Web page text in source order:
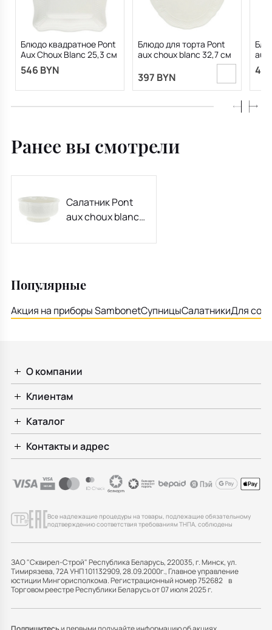
Блюдо квадратное Pont
Aux Choux Blanc 25,3 см
546 BYN
Блюдо для торта Pont
aux choux blanc 32,7 см
397 BYN
aux
Ранее вы смотрели
Салатник Pont
aux choux blanc
Популярные
Акция на приборы SambonetСупницыСалатникиДля
О компании
Клиентам
Каталог
Контакты и адрес
Все надлежащие процедуры на товары, подлежащие обязательному
подтверждению соответствия требованиям ТНПА, соблюдены
ЗАО "Сквирел-Строй" Республика Беларусь, 220035, г. Минск, ул.
Тимирязева, 72А УНП 101132909, 28.09.2000г., Главное управление
юстиции Мингорисполкома. Регистрационный номер 752682 в
Торговом реестре Республики Беларусь от 07 июля 2025 г.